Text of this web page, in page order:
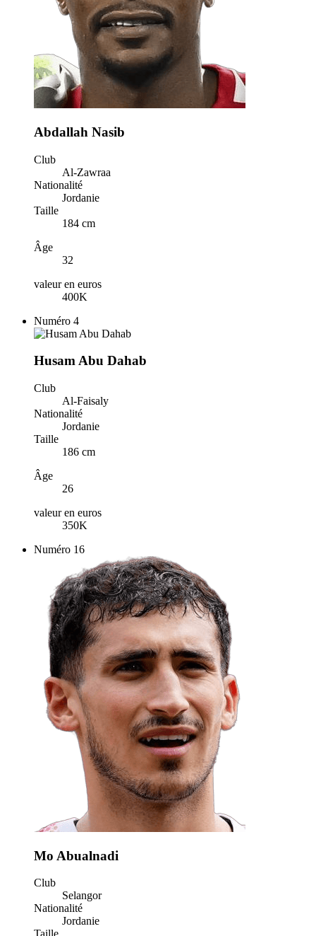
Abdallah Nasib
Club
Al-Zawraa
Nationalité
Jordanie
Taille
184 cm
Âge
32
valeur en euros
400K
Numéro 4
Husam Abu Dahab
Club
Al-Faisaly
Nationalité
Jordanie
Taille
186 cm
Âge
26
valeur en euros
350K
Numéro 16
Mo Abualnadi
Club
Selangor
Nationalité
Jordanie